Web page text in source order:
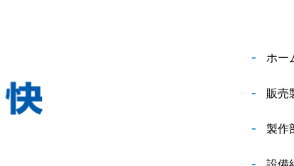
- ホー
- 販売
- 製作